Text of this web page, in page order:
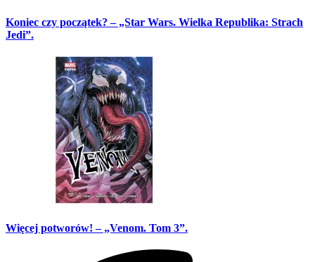
Koniec czy początek? – „Star Wars. Wielka Republika: Strach
Jedi”.
Więcej potworów! – „Venom. Tom 3”.